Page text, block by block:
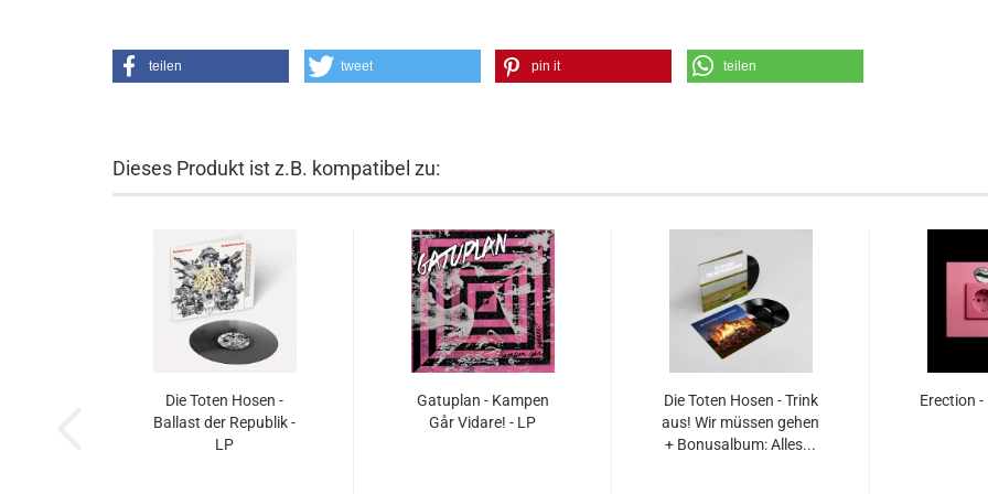
teilen tweet pin it teilen
Dieses Produkt ist z.B. kompatibel zu:
Die Toten Hosen -
Ballast der Republik -
LP
Gatuplan - Kampen
Går Vidare! - LP
Die Toten Hosen - Trink
aus! Wir müssen gehen
+ Bonusalbum: Alles...
Erection -